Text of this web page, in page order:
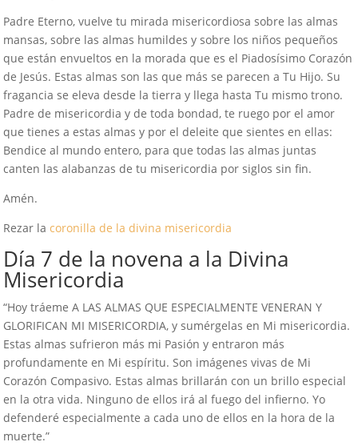
Padre Eterno, vuelve tu mirada misericordiosa sobre las almas
mansas, sobre las almas humildes y sobre los niños pequeños
que están envueltos en la morada que es el Piadosísimo Corazón
de Jesús. Estas almas son las que más se parecen a Tu Hijo. Su
fragancia se eleva desde la tierra y llega hasta Tu mismo trono.
Padre de misericordia y de toda bondad, te ruego por el amor
que tienes a estas almas y por el deleite que sientes en ellas:
Bendice al mundo entero, para que todas las almas juntas
canten las alabanzas de tu misericordia por siglos sin fin.
Amén.
Rezar la coronilla de la divina misericordia
Día 7 de la novena a la Divina
Misericordia
“Hoy tráeme A LAS ALMAS QUE ESPECIALMENTE VENERAN Y
GLORIFICAN MI MISERICORDIA, y sumérgelas en Mi misericordia.
Estas almas sufrieron más mi Pasión y entraron más
profundamente en Mi espíritu. Son imágenes vivas de Mi
Corazón Compasivo. Estas almas brillarán con un brillo especial
en la otra vida. Ninguno de ellos irá al fuego del infierno. Yo
defenderé especialmente a cada uno de ellos en la hora de la
muerte.”